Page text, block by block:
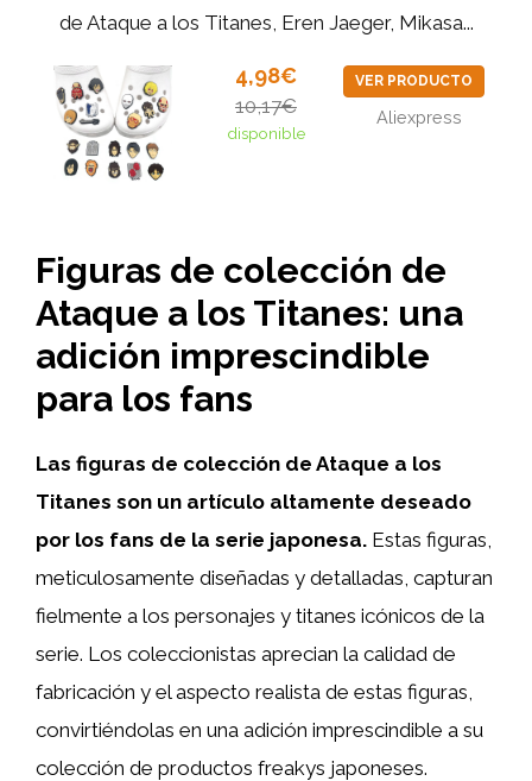
de Ataque a los Titanes, Eren Jaeger, Mikasa...
4,98€
10,17€
disponible
VER PRODUCTO
Aliexpress
Figuras de colección de
Ataque a los Titanes: una
adición imprescindible
para los fans
Las figuras de colección de Ataque a los
Titanes son un artículo altamente deseado
por los fans de la serie japonesa. Estas figuras,
meticulosamente diseñadas y detalladas, capturan
fielmente a los personajes y titanes icónicos de la
serie. Los coleccionistas aprecian la calidad de
fabricación y el aspecto realista de estas figuras,
convirtiéndolas en una adición imprescindible a su
colección de productos freakys japoneses.